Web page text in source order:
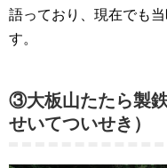
語っており、現在でも
す。
③大板山たたら製
せいてついせき）